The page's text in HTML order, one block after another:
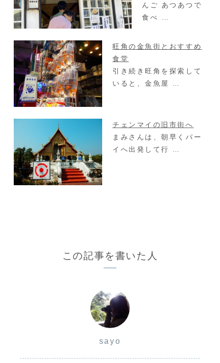
んご あつあつで
食べ …
旺角の金魚街とおすすめ
食堂
引き続き旺角を探索して
いると、金魚屋 …
チェンマイの旧市街へ
まみさんは、朝早くパー
イへ出発して行 …
この記事を書いた人
sayo